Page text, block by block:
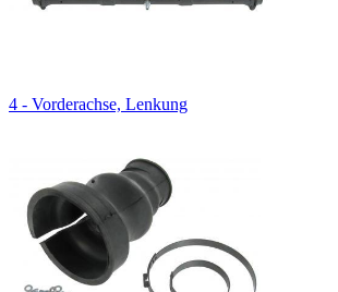
4 - Vorderachse, Lenkung